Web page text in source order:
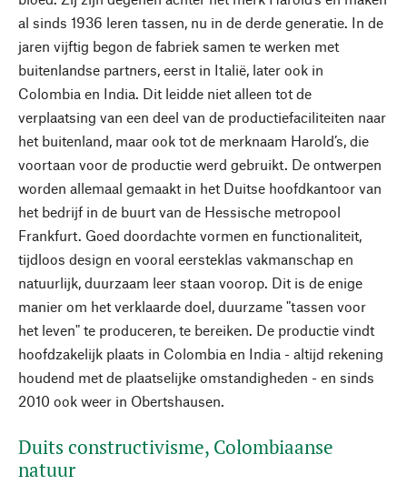
al sinds 1936 leren tassen, nu in de derde generatie. In de
jaren vijftig begon de fabriek samen te werken met
buitenlandse partners, eerst in Italië, later ook in
Colombia en India. Dit leidde niet alleen tot de
verplaatsing van een deel van de productiefaciliteiten naar
het buitenland, maar ook tot de merknaam Harold’s, die
voortaan voor de productie werd gebruikt. De ontwerpen
worden allemaal gemaakt in het Duitse hoofdkantoor van
het bedrijf in de buurt van de Hessische metropool
Frankfurt. Goed doordachte vormen en functionaliteit,
tijdloos design en vooral eersteklas vakmanschap en
natuurlijk, duurzaam leer staan voorop. Dit is de enige
manier om het verklaarde doel, duurzame "tassen voor
het leven" te produceren, te bereiken. De productie vindt
hoofdzakelijk plaats in Colombia en India - altijd rekening
houdend met de plaatselijke omstandigheden - en sinds
2010 ook weer in Obertshausen.
Duits constructivisme, Colombiaanse
natuur